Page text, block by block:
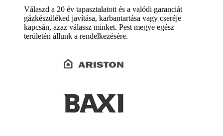
Válaszd a 20 év tapasztalatott és a valódi garanciát
gázkészüléked javítása, karbantartása vagy cseréje
kapcsán, azaz válassz minket. Pest megye egész
területén állunk a rendelkezésére.